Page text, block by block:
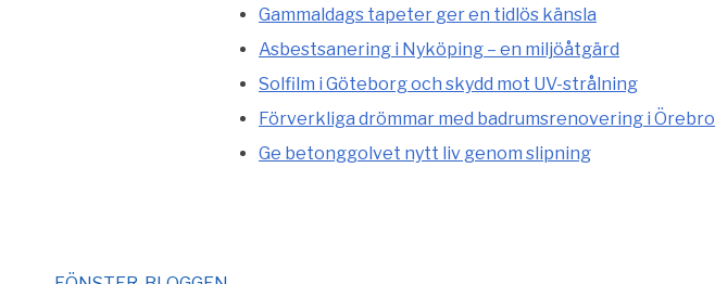
Gammaldags tapeter ger en tidlös känsla
Asbestsanering i Nyköping – en miljöåtgärd
Solfilm i Göteborg och skydd mot UV-strålning
Förverkliga drömmar med badrumsrenovering i Örebro
Ge betonggolvet nytt liv genom slipning